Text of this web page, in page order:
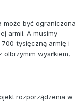
może być ograniczona
armii. A musimy
tysięczną armię i
wysiłkiem,
rozporządzenia w